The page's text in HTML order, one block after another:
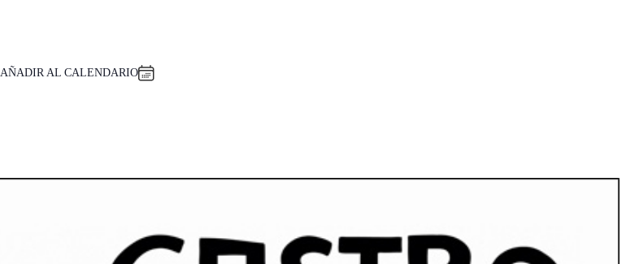
AÑADIR AL CALENDARIO